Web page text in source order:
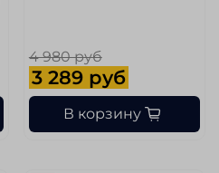
4 980 руб
3 289 руб
В корзину